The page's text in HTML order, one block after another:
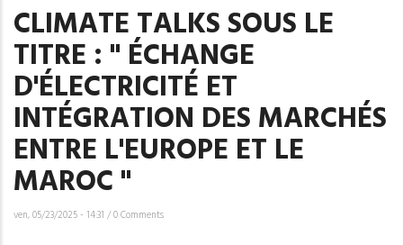
CLIMATE TALKS SOUS LE
TITRE : " ÉCHANGE
D'ÉLECTRICITÉ ET
INTÉGRATION DES MARCHÉS
ENTRE L'EUROPE ET LE
MAROC "
ven, 05/23/2025 - 14:31 /0 Comments